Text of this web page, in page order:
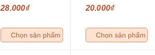
28.000₫
Chọn sản phẩm
20.000₫
Chọn sản phẩm